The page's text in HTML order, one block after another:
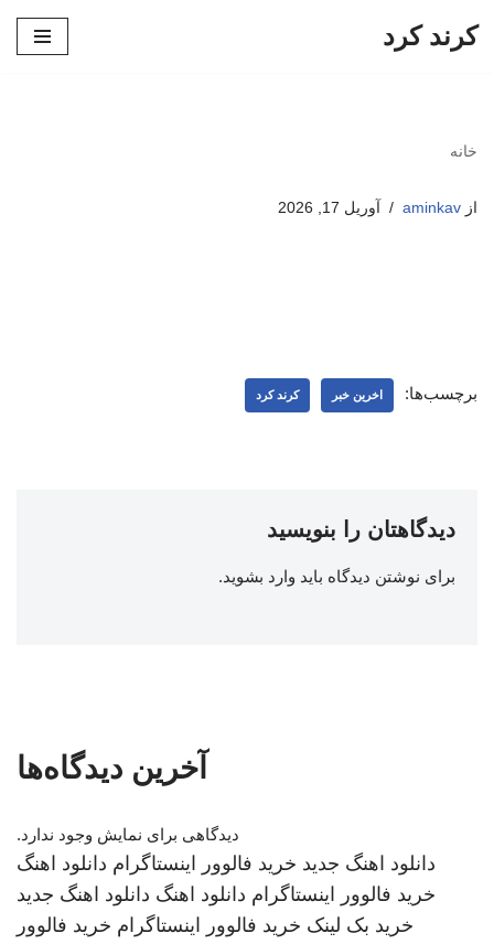
کرند کرد
خانه
از aminkav آوریل 17, 2026
برچسب‌ها: اخرین خبر کرند کرد
دیدگاهتان را بنویسید
برای نوشتن دیدگاه باید وارد بشوید.
آخرین دیدگاه‌ها
دیدگاهی برای نمایش وجود ندارد.
دانلود اهنگ جدید خرید فالوور اینستاگرام دانلود اهنگ
خرید فالوور اینستاگرام دانلود اهنگ دانلود اهنگ جدید
خرید بک لینک خرید فالوور اینستاگرام خرید فالوور